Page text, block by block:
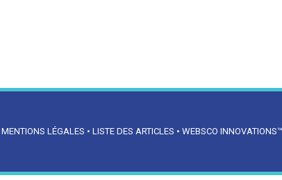
MENTIONS LÉGALES • LISTE DES ARTICLES • WEBSCO INNOVATIONS™